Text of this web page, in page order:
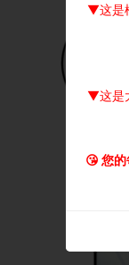
▼这是
▼这是
😘 您